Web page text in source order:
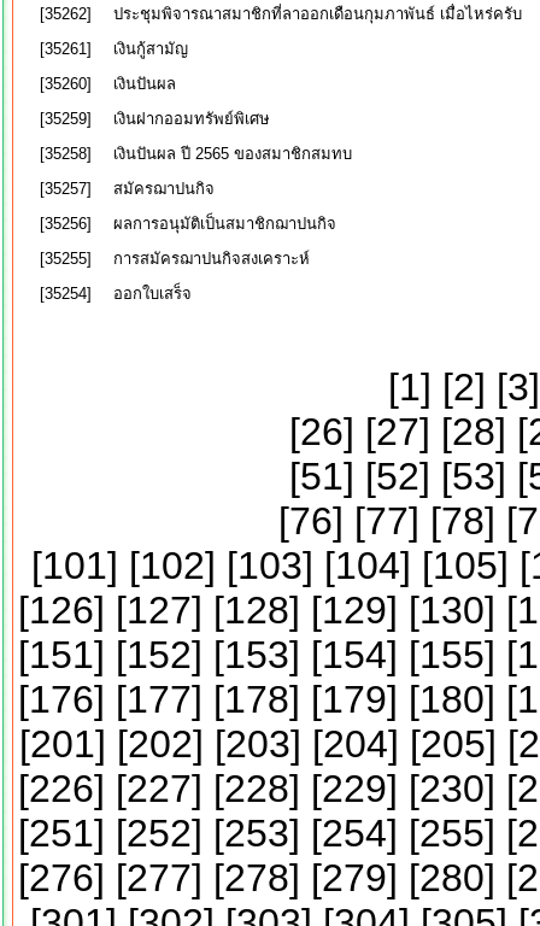
[35262]
ประชุมพิจารณาสมาชิกที่ลาออกเดือนกุมภาพันธ์ เมื่อไหร่ครับ
[35261]
เงินกู้สามัญ
[35260]
เงินปันผล
[35259]
เงินฝากออมทรัพย์พิเศษ
[35258]
เงินปันผล ปี 2565 ของสมาชิกสมทบ
[35257]
สมัครฌาปนกิจ
[35256]
ผลการอนุมัติเป็นสมาชิกฌาปนกิจ
[35255]
การสมัครฌาปนกิจสงเคราะห์
[35254]
ออกใบเสร็จ​
[1] [2] [3
[26] [27] [28] [
[51] [52] [53] [
[76] [77] [78] [
[101] [102] [103] [104] [105] [
[126] [127] [128] [129] [130] [
[151] [152] [153] [154] [155] [
[176] [177] [178] [179] [180] [
[201] [202] [203] [204] [205] [
[226] [227] [228] [229] [230] [
[251] [252] [253] [254] [255] [
[276] [277] [278] [279] [280] [